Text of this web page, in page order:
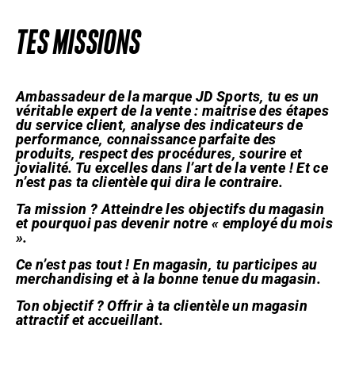
TES MISSIONS
Ambassadeur de la marque JD Sports, tu es un
véritable expert de la vente : maitrise des étapes
du service client, analyse des indicateurs de
performance, connaissance parfaite des
produits, respect des procédures, sourire et
jovialité. Tu excelles dans l’art de la vente ! Et ce
n’est pas ta clientèle qui dira le contraire.
Ta mission ? Atteindre les objectifs du magasin
et pourquoi pas devenir notre « employé du mois
».
Ce n’est pas tout ! En magasin, tu participes au
merchandising et à la bonne tenue du magasin.
Ton objectif ? Offrir à ta clientèle un magasin
attractif et accueillant.